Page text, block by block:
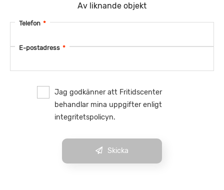
Av liknande objekt
Telefon *
E-postadress *
Jag godkänner att Fritidscenter
behandlar mina uppgifter enligt
integritetspolicyn.
Skicka